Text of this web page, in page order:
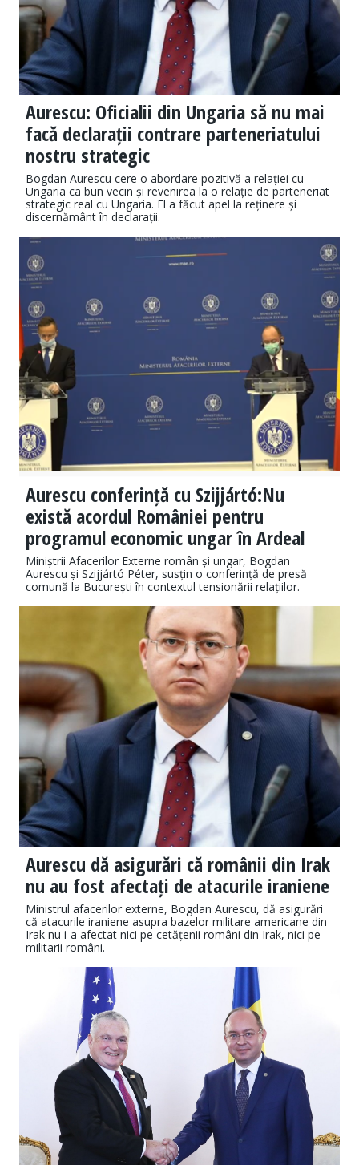
Aurescu: Oficialii din Ungaria să nu mai
facă declarații contrare parteneriatului
nostru strategic
Bogdan Aurescu cere o abordare pozitivă a relației cu
Ungaria ca bun vecin și revenirea la o relație de parteneriat
strategic real cu Ungaria. El a făcut apel la reținere și
discernământ în declarații.
Aurescu conferință cu Szijjártó:Nu
există acordul României pentru
programul economic ungar în Ardeal
Miniștrii Afacerilor Externe român și ungar, Bogdan
Aurescu și Szijjártó Péter, susțin o conferință de presă
comună la București în contextul tensionării relațiilor.
Aurescu dă asigurări că românii din Irak
nu au fost afectați de atacurile iraniene
Ministrul afacerilor externe, Bogdan Aurescu, dă asigurări
că atacurile iraniene asupra bazelor militare americane din
Irak nu i-a afectat nici pe cetățenii români din Irak, nici pe
militarii români.